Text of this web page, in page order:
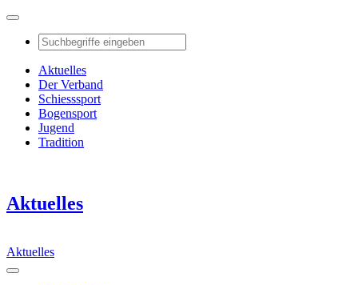
Aktuelles
Der Verband
Schiesssport
Bogensport
Jugend
Tradition
Aktuelles
Aktuelles